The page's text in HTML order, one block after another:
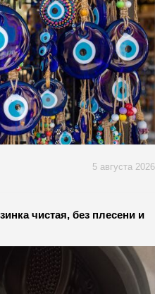
5 августа 2026
чистая, без плесени и